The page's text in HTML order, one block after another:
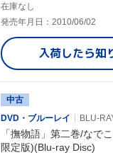
在庫なし
発売年月日：2010/06/02
入荷したら知
中古
DVD・ブルーレイ
BLU-
「撫物語」第二巻/なで
限定版)(Blu-ray Disc)